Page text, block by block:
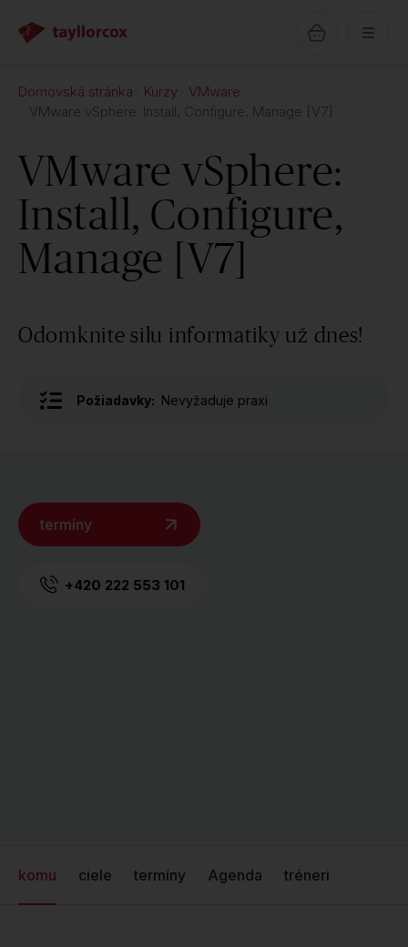
Domovská stránka Kurzy
VMware
VMware vSphere: Install, Configure, Manage [V7]
VMware vSphere:
Install, Configure,
Manage [V7]
Odomknite silu informatiky už dnes!
Požiadavky: Nevyžaduje praxi
termíny
+420 222 553 101
komu ciele termíny Agenda tréneri